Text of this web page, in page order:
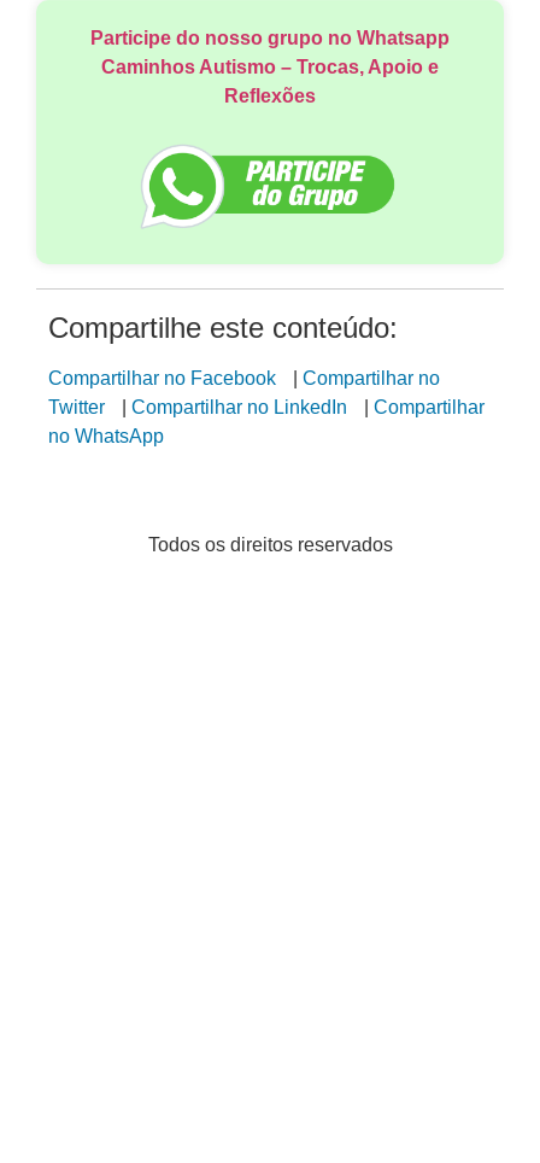
Participe do nosso grupo no Whatsapp
Caminhos Autismo – Trocas, Apoio e
Reflexões
Compartilhe este conteúdo:
Compartilhar no Facebook
Compartilhar no
Twitter
Compartilhar no LinkedIn
Compartilhar
no WhatsApp
Todos os direitos reservados